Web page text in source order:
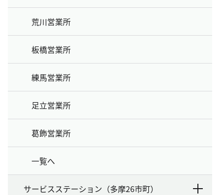
荒川営業所
板橋営業所
練馬営業所
足立営業所
葛飾営業所
一覧へ
サービスステーション（多摩26市町）